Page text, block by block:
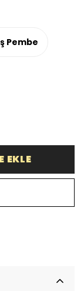
Pembe
EKLE